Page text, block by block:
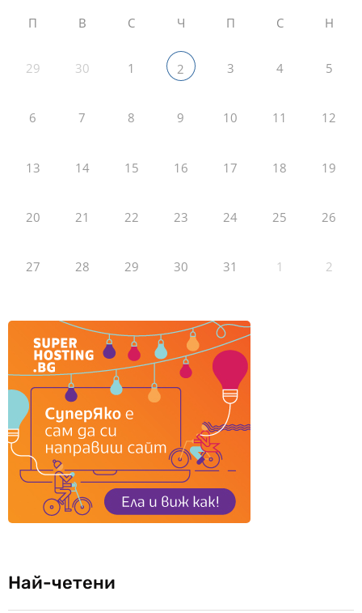
П В С Ч П С Н
29 30 1 2 3 4 5
6 7 8 9 10 11 12
13 14 15 16 17 18 19
20 21 22 23 24 25 26
27 28 29 30 31 1 2
Най-четени